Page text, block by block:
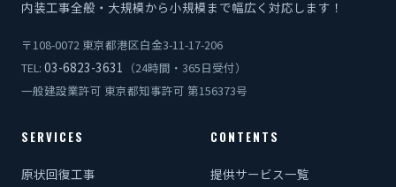
内装工事全般・大規模から小規模まで幅広く対応します！
〒108-0072 東京都港区白金3-11-17-206
TEL: 03-6823-3631 （24時間・365日受付）
一般建設業許可 東京都知事許可 第156373号
SERVICES
原状回復工事
CONTENTS
提供サービス一覧